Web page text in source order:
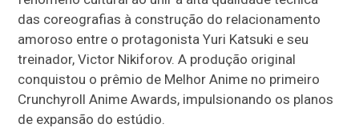
das coreografias à construção do relacionamento
amoroso entre o protagonista Yuri Katsuki e seu
treinador, Victor Nikiforov. A produção original
conquistou o prêmio de Melhor Anime no primeiro
Crunchyroll Anime Awards, impulsionando os planos
de expansão do estúdio.